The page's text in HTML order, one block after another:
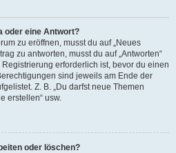
oder eine Antwort?
zu eröffnen, musst du auf „Neues
zu antworten, musst du auf „Antworten“
erforderlich ist, bevor du einen
sind jeweils am Ende der
Z. B. „Du darfst neue Themen
erstellen“ usw.
oder löschen?